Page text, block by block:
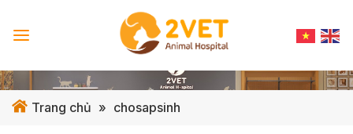
Trang chủ » chosapsinh